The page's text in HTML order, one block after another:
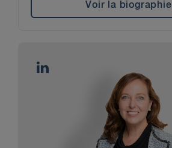
Voir la biographie